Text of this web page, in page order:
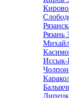
Рязань
Иссык-